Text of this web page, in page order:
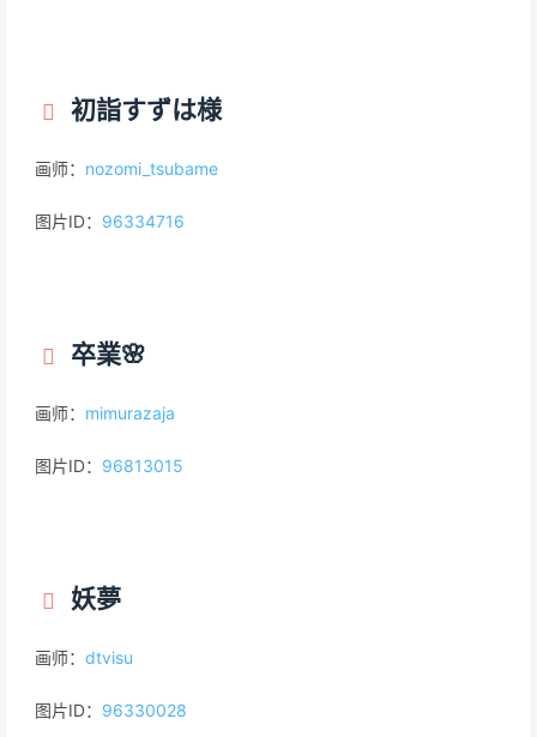
初詣すずは様
画师： nozomi_tsubame
图片ID： 96334716
卒業🌸
画师： mimurazaja
图片ID： 96813015
妖夢
画师： dtvisu
图片ID： 96330028